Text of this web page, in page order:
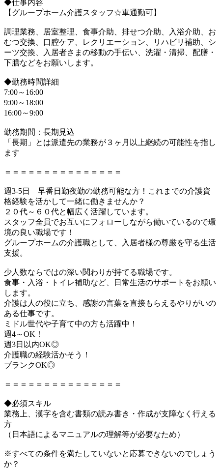
◆仕事内容
【グループホーム介護スタッフ☆車通勤可】
調理業務、居室整理、食事介助、排せつ介助、入浴介助、お
むつ交換、口腔ケア、レクリエーション、リハビリ補助、シ
ーツ交換、入居者さまの移動の手伝い、洗濯・清掃、配膳・
下膳などをお願いします。
◆勤務時間詳細
7:00～16:00
9:00～18:00
16:00～9:00
勤務期間：長期見込
「長期」とは派遣先の業務が３ヶ月以上継続の可能性を指し
ます
＝＝＝＝＝＝＝＝＝＝＝＝＝＝＝
週3-5日 早番日勤夜勤の勤務可能な方！これまでの介護資
格経験を活かして一緒に働きませんか？
２０代～６０代と幅広く活躍しています。
スタッフ全員でお互いにフォローしながら働いているので環
境の良い職場です！
グループホームの介護職として、入居者様の尊厳を守る生活
支援。
少人数ならではの深い関わりが持てる職場です。
食事・入浴・トイレ補助など、日常生活のサポートをお願い
します。
介護は人の役に立ち、感謝の言葉を直接もらえるやりがいの
ある仕事です。
ミドル世代や子育て中の方も活躍中！
週4～OK！
週3日以内OK◎
介護職の経験活かそう！
ブランクOK◎
＝＝＝＝＝＝＝＝＝＝＝＝＝＝＝
◆必須スキル
業務上、漢字を含む書類の読み書き・作成が支障なく行える
方
（日本語によるマニュアルの理解等が必要なため）
※すべての条件を満たしていないと応募できないのでしょう
か？